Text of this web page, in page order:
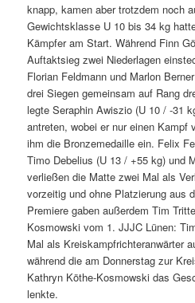
knapp, kamen aber trotzdem noch
Gewichtsklasse U 10 bis 34 kg
Kämpfer am Start. Während Finn
Auftaktsieg zwei Niederlagen
Florian Feldmann und Marlon
drei Siegen gemeinsam auf Rang
legte Seraphin Awiszio (U 10 / -31
antreten, wobei er nur einen Kampf
ihm die Bronzemedaille ein. Felix
Timo Debelius (U 13 / +55 kg) und
verließen die Matte zwei Mal als
vorzeitig und ohne Platzierung aus
Premiere gaben außerdem Tim
Kosmowski vom 1. JJJC Lünen:
Mal als Kreiskampfrichteranwärter
während die am Donnerstag zur
Kathryn Köthe-Kosmowski das
lenkte.